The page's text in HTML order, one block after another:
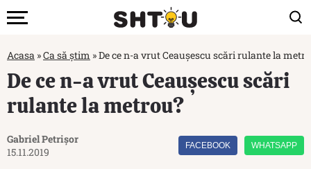
Acasa »Ca să știm »De ce n-a vrut Ceaușescu scări rulante la
De ce n-a vrut Ceaușescu scări
rulante la metrou?
Gabriel Petrișor
15.11.2019
FACEBOOK WHATSAPP